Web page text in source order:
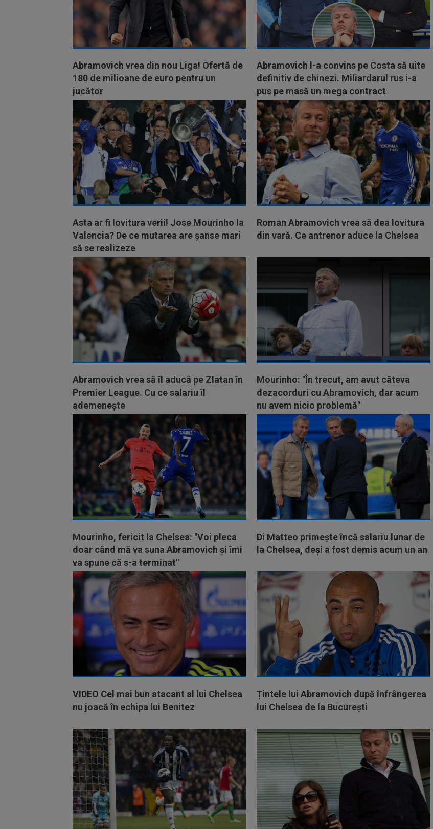
Abramovich vrea din nou Liga! Ofertă de
180 de milioane de euro pentru un
jucător
Abramovich l-a convins pe Costa să uite
definitiv de chinezi. Miliardarul rus i-a
pus pe masă un mega contract
Asta ar fi lovitura verii! Jose Mourinho la
Valencia? De ce mutarea are șanse mari
să se realizeze
Roman Abramovich vrea să dea lovitura
din vară. Ce antrenor aduce la Chelsea
Abramovich vrea să îl aducă pe Zlatan în
Premier League. Cu ce salariu îl
ademeneşte
Mourinho: "În trecut, am avut câteva
dezacorduri cu Abramovich, dar acum
nu avem nicio problemă"
Mourinho, fericit la Chelsea: "Voi pleca
doar când mă va suna Abramovich şi îmi
va spune că s-a terminat"
Di Matteo primește încă salariu lunar de
la Chelsea, deși a fost demis acum un an
VIDEO Cel mai bun atacant al lui Chelsea
nu joacă în echipa lui Benitez
Țintele lui Abramovich după înfrângerea
lui Chelsea de la București